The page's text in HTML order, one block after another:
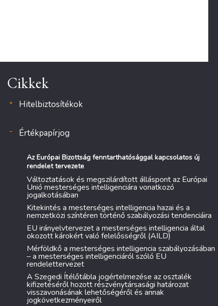
Cikkek
Hitelbiztosítékok
Értékpapírjog
Az Európai Bizottság fenntarthatósággal kapcsolatos új
rendelet tervezete
Változtatások és megszilárdított álláspont az Európai
Unió mesterséges intelligenciára vonatkozó
jogalkotásában
Kitekintés a mesterséges intelligencia hazai és a
nemzetközi színtéren történő szabályozási tendenciáira
EU irányelvtervezet a mesterséges intelligencia által
okozott károkért való felelősségről (AILD)
Mérföldkő a mesterséges intelligencia szabályozásában
– a mesterséges intelligenciáról szóló EU
rendelettervezet
A Szegedi Ítélőtábla jogértelmezése az osztalék
kifizetéséről hozott részvénytársasági határozat
visszavonásának lehetőségéről és annak
jogkövetkezményeiről